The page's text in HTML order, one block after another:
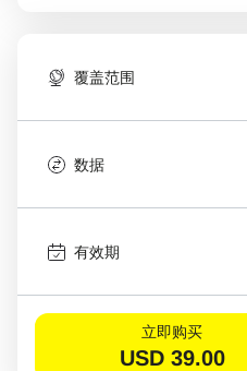
覆盖范围
数据
有效期
立即购买
USD 39.00